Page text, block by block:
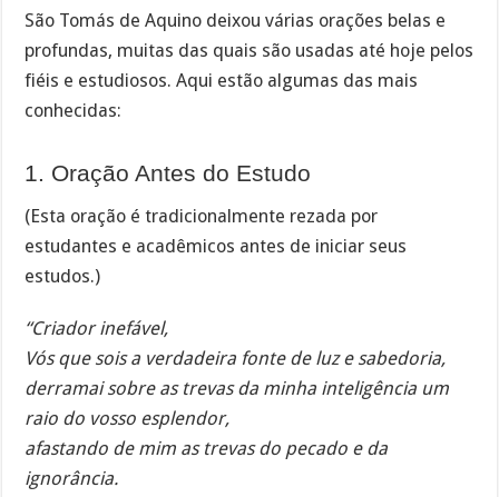
São Tomás de Aquino deixou várias orações belas e
profundas, muitas das quais são usadas até hoje pelos
fiéis e estudiosos. Aqui estão algumas das mais
conhecidas:
1. Oração Antes do Estudo
(Esta oração é tradicionalmente rezada por
estudantes e acadêmicos antes de iniciar seus
estudos.)
“Criador inefável,
Vós que sois a verdadeira fonte de luz e sabedoria,
derramai sobre as trevas da minha inteligência um
raio do vosso esplendor,
afastando de mim as trevas do pecado e da
ignorância.